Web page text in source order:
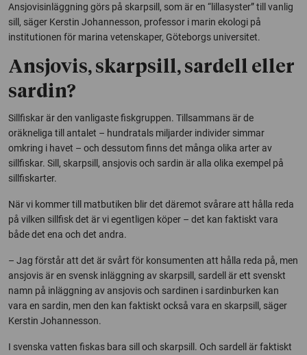
Ansjovisinläggning görs på skarpsill, som är en “lillasyster” till vanlig
sill, säger Kerstin Johannesson, professor i marin ekologi på
institutionen för marina vetenskaper, Göteborgs universitet.
Ansjovis, skarpsill, sardell eller
sardin?
Sillfiskar är den vanligaste fiskgruppen. Tillsammans är de
oräkneliga till antalet – hundratals miljarder individer simmar
omkring i havet – och dessutom finns det många olika arter av
sillfiskar. Sill, skarpsill, ansjovis och sardin är alla olika exempel på
sillfiskarter.
När vi kommer till matbutiken blir det däremot svårare att hålla reda
på vilken sillfisk det är vi egentligen köper – det kan faktiskt vara
både det ena och det andra.
– Jag förstår att det är svårt för konsumenten att hålla reda på, men
ansjovis är en svensk inläggning av skarpsill, sardell är ett svenskt
namn på inläggning av ansjovis och sardinen i sardinburken kan
vara en sardin, men den kan faktiskt också vara en skarpsill, säger
Kerstin Johannesson.
I svenska vatten fiskas bara sill och skarpsill. Och sardell är faktiskt